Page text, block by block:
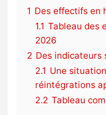
1 Des effectifs en
1.1 Tableau des
2026
2 Des indicateurs
2.1 Une
réintégrations
2.2 Tableau